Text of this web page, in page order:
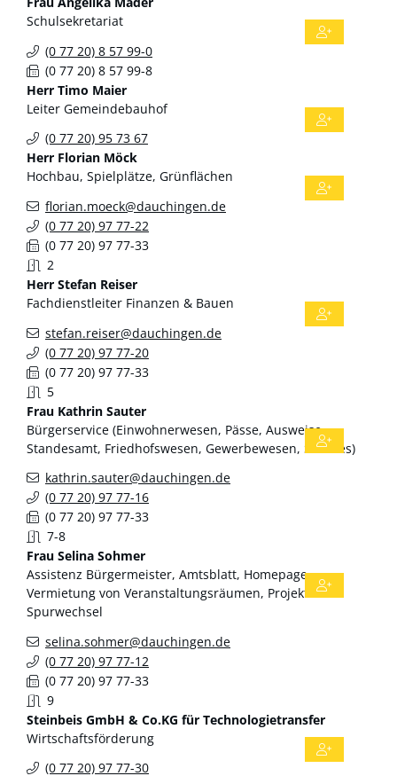
Schulsekretariat
(0 77 20) 8 57 99-0
(0 77 20) 8 57 99-8
Herr Timo Maier
Leiter Gemeindebauhof
(0 77 20) 95 73 67
Herr Florian Möck
Hochbau, Spielplätze, Grünflächen
florian.moeck@dauchingen.de
(0 77 20) 97 77-22
(0 77 20) 97 77-33
2
Herr Stefan Reiser
Fachdienstleiter Finanzen & Bauen
stefan.reiser@dauchingen.de
(0 77 20) 97 77-20
(0 77 20) 97 77-33
5
Frau Kathrin Sauter
Bürgerservice (Einwohnerwesen, Pässe, Ausweise,
Standesamt, Friedhofswesen, Gewerbewesen, Soziales)
kathrin.sauter@dauchingen.de
(0 77 20) 97 77-16
(0 77 20) 97 77-33
7-8
Frau Selina Sohmer
Assistenz Bürgermeister, Amtsblatt, Homepage,
Vermietung von Veranstaltungsräumen, Projekt
Spurwechsel
selina.sohmer@dauchingen.de
(0 77 20) 97 77-12
(0 77 20) 97 77-33
9
Steinbeis GmbH & Co.KG für Technologietransfer
Wirtschaftsförderung
(0 77 20) 97 77-30